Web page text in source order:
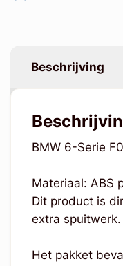
Beschrijving
BMW 6-Serie
Materiaal: ABS
Dit product is
extra spuitwerk.
Het pakket